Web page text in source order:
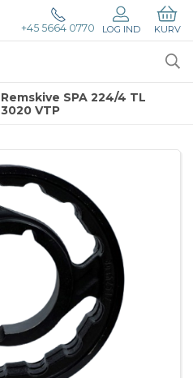
+45 5664 0770 LOG IND KURV
Remskive SPA 224/4 TL
3020 VTP